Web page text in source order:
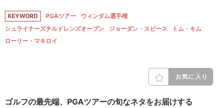
KEYWORD PGAツアー
ウィンダム選手権
シュライナーズチルドレンズオープン
ジョーダン・スピース
トム・キム
ローリー・マキロイ
お気に入り
ゴルフの最先端、PGAツアーの旬なネタをお届けする